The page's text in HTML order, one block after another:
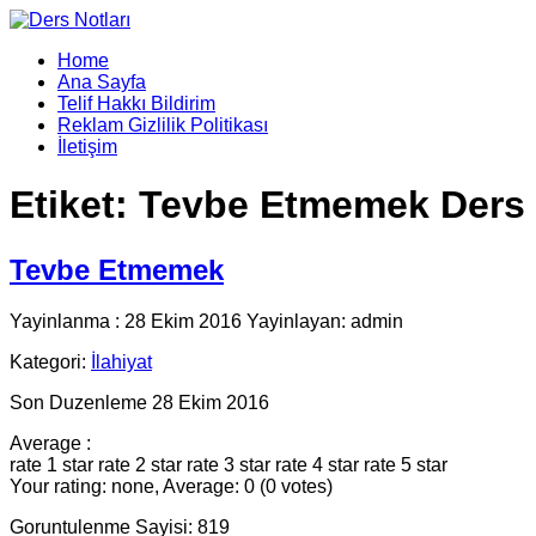
Home
Ana Sayfa
Telif Hakkı Bildirim
Reklam Gizlilik Politikası
İletişim
Etiket: Tevbe Etmemek
Tevbe Etmemek
Yayinlanma : 28 Ekim 2016 Yayinlayan: admin
Kategori:
İlahiyat
Son Duzenleme 28 Ekim 2016
Average :
rate 1 star rate 2 star rate 3 star rate 4 star rate 5 star
Your rating: none, Average: 0 (0 votes)
Goruntulenme Sayisi: 819